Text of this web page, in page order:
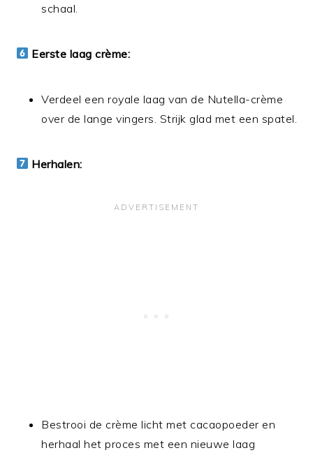
schaal.
Eerste laag crème:
Verdeel een royale laag van de Nutella-crème
over de lange vingers. Strijk glad met een spatel.
Herhalen:
Bestrooi de crème licht met cacaopoeder en
herhaal het proces met een nieuwe laag